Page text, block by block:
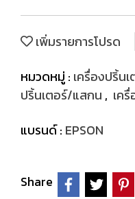
เพิ่มรายการโปรด
หมวดหมู่ : เครื่องปริ้น
ปริ้นเตอร์/แสกน , เค
แบรนด์ : EPSON
Share